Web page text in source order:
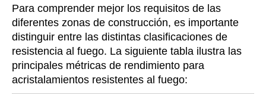
Para comprender mejor los requisitos de las
diferentes zonas de construcción, es importante
distinguir entre las distintas clasificaciones de
resistencia al fuego. La siguiente tabla ilustra las
principales métricas de rendimiento para
acristalamientos resistentes al fuego: